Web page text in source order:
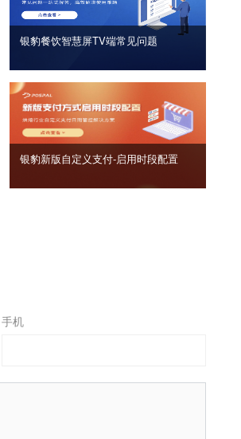
银豹餐饮智慧屏TV端常见问题
银豹新版自定义支付‑启用时段配置
手机